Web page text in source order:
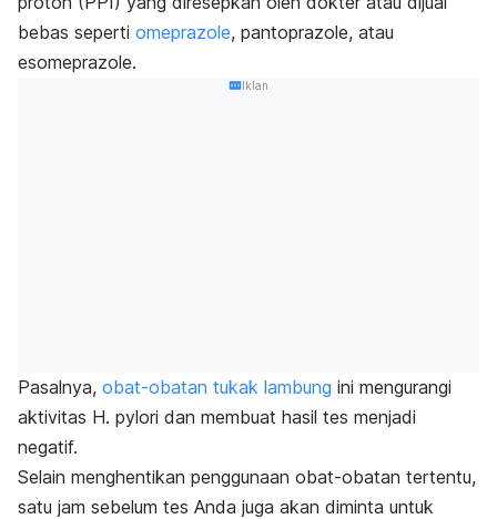
bebas seperti omeprazole, pantoprazole, atau
esomeprazole.
Iklan
Pasalnya, obat-obatan tukak lambung ini mengurangi
aktivitas H. pylori dan membuat hasil tes menjadi
negatif.
Selain menghentikan penggunaan obat-obatan tertentu,
satu jam sebelum tes Anda juga akan diminta untuk